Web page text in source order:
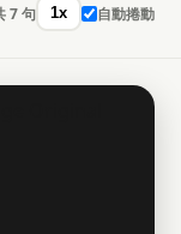
7 句 1x 自動捲動